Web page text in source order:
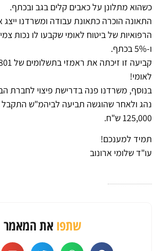
כשהוא מתלונן על כאבים קלים בגב ובכתף.
התאונה הוכרה כתאונת עבודה ומשרדנו
ו-5% בכתף.
לאומי!
בנוסף, משרדנו פנה בדרישת פיצוי לחברת
נהג ולאחר שהוגשה תביעה לביהמ"ש התקבל
125,000 ש"ח.
תמיד למענכם!
עו"ד שלומי ארונוב
שתפואת המאמר